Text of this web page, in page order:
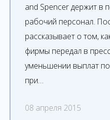
and Spencer держит в
рабочий персонал.
рассказывает о том,
фирмы передал в
уменьшении выплат
при…
08 апреля 2015